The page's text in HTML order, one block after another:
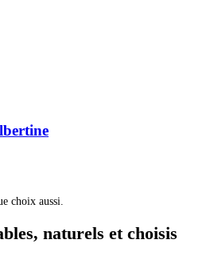
choix aussi.
naturels et choisis